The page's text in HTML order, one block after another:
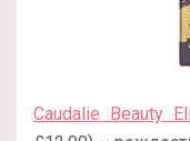
Caudalie Beauty